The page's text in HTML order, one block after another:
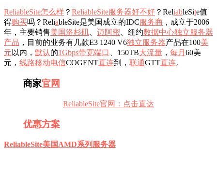
ReliableSite怎么样 ？ ReliableSite服务器好不好 ？ReliableSite值
得购买吗？ReliableSite是美国成立的IDC服务商 ，成立于2006
年，主要销售美国洛杉矶 迈阿密 、纽约数据中心独立服务器
产品 ，目前的业务有几款E3 1240 V6独立服务器产品在100美
元 以内， 默认 的1Gbps带宽端口 、150TB大流量 ， 每月 60美
元， 线路移动电信COGENT直连到， 联通GTT直连。
商家官网
ReliableSite官网：点击直达
优惠方案
ReliableSite美国AMD系列服务器